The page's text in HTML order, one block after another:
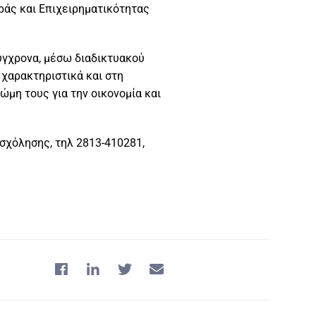
και Επιχειρηματικότητας
μέσω διαδικτυακού
και στη
τους για την οικονομία και
τηλ 2813-410281,